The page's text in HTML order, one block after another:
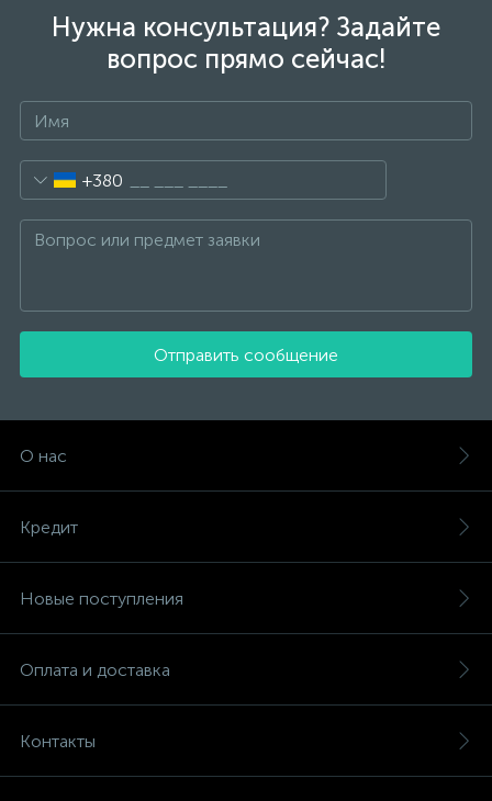
Нужна консультация? Задайте
вопрос прямо сейчас!
+380
Отправить сообщение
О нас
Кредит
Новые поступления
Оплата и доставка
Контакты